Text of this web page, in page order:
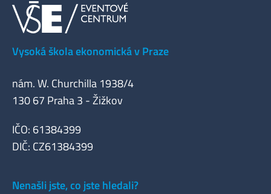
Vysoká škola ekonomická v Praze
nám. W. Churchilla 1938/4
130 67 Praha 3 - Žižkov
IČO: 61384399
DIČ: CZ61384399
Nenašli jste, co jste hledali?